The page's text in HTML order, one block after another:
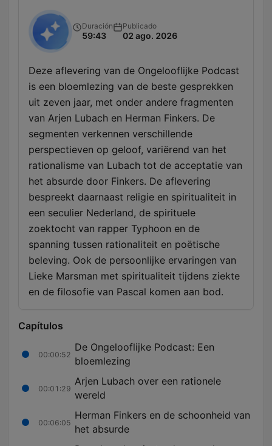
Duración
59:43
Publicado
02 ago. 2026
Deze aflevering van de Ongelooflijke Podcast
is een bloemlezing van de beste gesprekken
uit zeven jaar, met onder andere fragmenten
van Arjen Lubach en Herman Finkers. De
segmenten verkennen verschillende
perspectieven op geloof, variërend van het
rationalisme van Lubach tot de acceptatie van
het absurde door Finkers. De aflevering
bespreekt daarnaast religie en spiritualiteit in
een seculier Nederland, de spirituele
zoektocht van rapper Typhoon en de
spanning tussen rationaliteit en poëtische
beleving. Ook de persoonlijke ervaringen van
Lieke Marsman met spiritualiteit tijdens ziekte
en de filosofie van Pascal komen aan bod.
Capítulos
00:00:52
De Ongelooflijke Podcast: Een
bloemlezing
00:01:29
Arjen Lubach over een rationele
wereld
00:06:05
Herman Finkers en de schoonheid van
het absurde